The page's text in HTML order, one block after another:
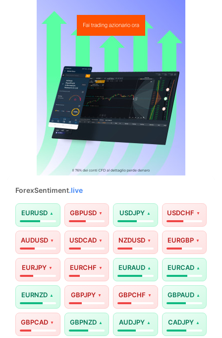
ForexSentiment.live
EURUSD GBPUSD USDJPY USDCHF
AUDUSD USDCAD NZDUSD EURGBP
EURJPY EURCHF EURAUD EURCAD
EURNZD GBPJPY GBPCHF GBPAUD
GBPCAD GBPNZD AUDJPY CADJPY